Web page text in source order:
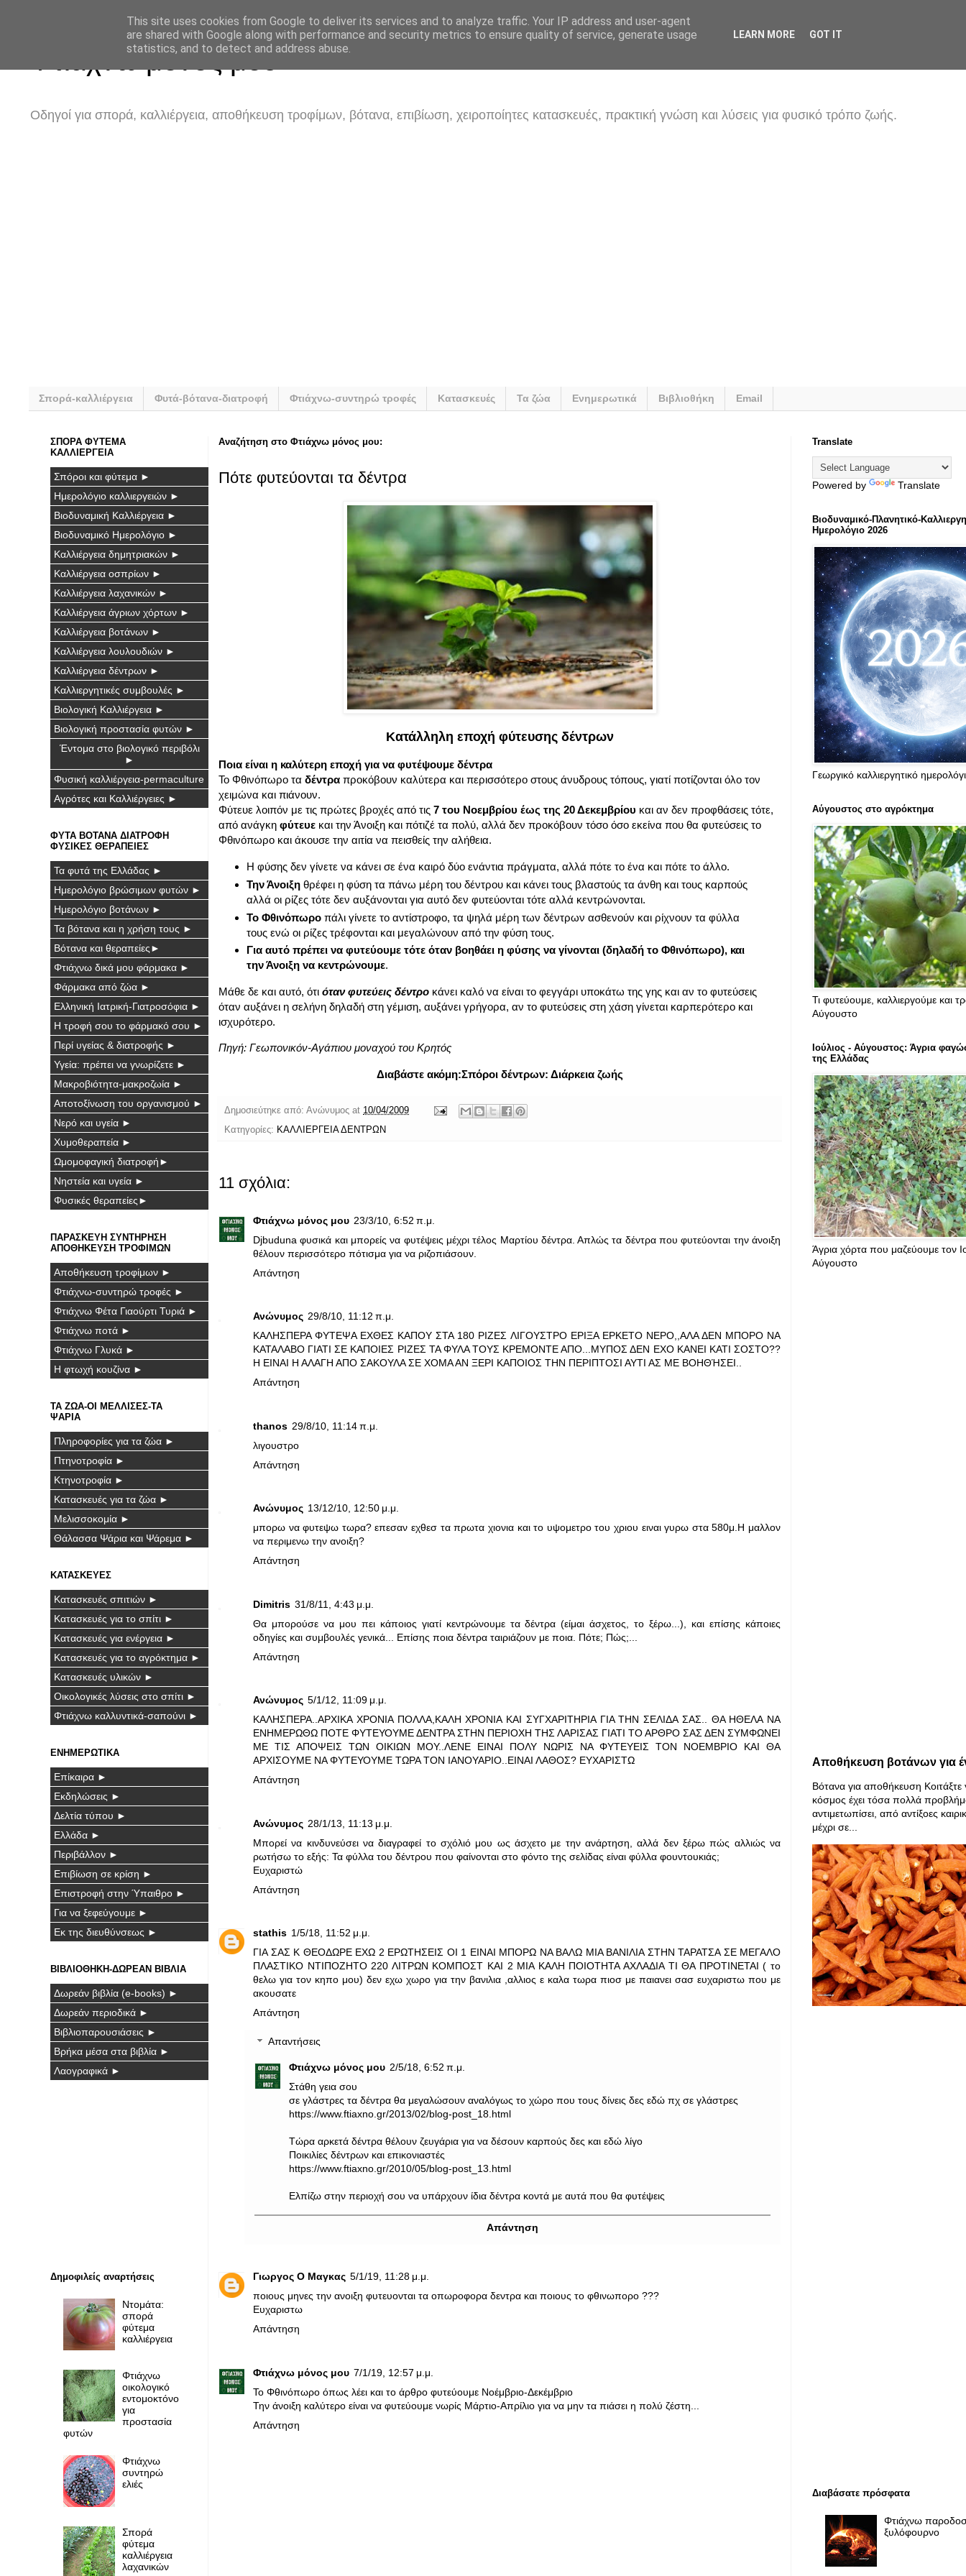
Φτιάχνω μόνος μου
Οδηγοί για σπορά, καλλιέργεια, αποθήκευση τροφίμων, βότανα, επιβίωση, χειροποίητες κατασκευές, πρακτική γνώση και λύσεις για φυσικό τρόπο ζωής.
Σπορά-καλλιέργεια Φυτά-βότανα-διατροφή Φτιάχνω-συντηρώ τροφές Κατασκευές Τα ζώα Ενημερωτικά Βιβλιοθήκη Email
Αναζήτηση στο Φτιάχνω μόνος μου:
Πότε φυτεύονται τα δέντρα
Κατάλληλη εποχή φύτευσης δέντρων
Ποια είναι η καλύτερη εποχή για να φυτέψουμε δέντρα
Το Φθινόπωρο τα δέντρα προκόβουν καλύτερα και περισσότερο στους άνυδρους τόπους, γιατί ποτίζονται όλο τον
χειμώνα και πιάνουν.
Φύτευε λοιπόν με τις πρώτες βροχές από τις 7 του Νοεμβρίου έως της 20 Δεκεμβρίου και αν δεν προφθάσεις τότε,
από ανάγκη φύτευε και την Άνοιξη και πότιζέ τα πολύ, αλλά δεν προκόβουν τόσο όσο εκείνα που θα φυτεύσεις το
Φθινόπωρο και άκουσε την αιτία να πεισθείς την αλήθεια.
Η φύσης δεν γίνετε να κάνει σε ένα καιρό δύο ενάντια πράγματα, αλλά πότε το ένα και πότε το άλλο.
Την Άνοιξηθρέφει η φύση τα πάνω μέρη του δέντρου και κάνει τους βλαστούς τα άνθη και τους καρπούς
αλλά οι ρίζες τότε δεν αυξάνονται για αυτό δεν φυτεύονται τότε αλλά κεντρώνονται.
Το Φθινόπωροπάλι γίνετε το αντίστροφο, τα ψηλά μέρη των δέντρων ασθενούν και ρίχνουν τα φύλλα
τους ενώ οι ρίζες τρέφονται και μεγαλώνουν από την φύση τους.
Για αυτό πρέπει να φυτεύουμε τότε όταν βοηθάει η φύσης να γίνονται (δηλαδή το Φθινόπωρο), και
την Άνοιξη να κεντρώνουμε.
Μάθε δε και αυτό, ότι όταν φυτεύεις δέντρο κάνει καλό να είναι το φεγγάρι υποκάτω της γης και αν το φυτεύσεις
όταν αυξάνει η σελήνη δηλαδή στη γέμιση, αυξάνει γρήγορα, αν το φυτεύσεις στη χάση γίνεται καρπερότερο και
ισχυρότερο.
Πηγή: Γεωπονικόν-Αγάπιου μοναχού του Κρητός
Διαβάστε ακόμη:Σπόροι δέντρων: Διάρκεια ζωής
Δημοσιεύτηκε από: Ανώνυμος at 10/04/2009
Κατηγορίες: ΚΑΛΛΙΕΡΓΕΙΑ ΔΕΝΤΡΩΝ
11 σχόλια:
Φτιάχνω μόνος μου 23/3/10, 6:52 π.μ.
Djbuduna φυσικά και μπορείς να φυτέψεις μέχρι τέλος Μαρτίου δέντρα. Απλώς τα δέντρα που φυτεύονται την άνοιξη
θέλουν περισσότερο πότισμα για να ριζοπιάσουν.
Απάντηση
Ανώνυμος 29/8/10, 11:12 π.μ.
ΚΑΛΗΣΠΕΡΑ ΦΥΤΕΨΑ ΕΧΘΕΣ ΚΑΠΟΥ ΣΤΑ 180 ΡΙΖΕΣ ΛΙΓΟΥΣΤΡΟ ΕΡΙΞΑ ΕΡΚΕΤΟ ΝΕΡΟ,,ΑΛΑ ΔΕΝ ΜΠΟΡΟ ΝΑ
ΚΑΤΑΛΑΒΟ ΓΙΑΤΙ ΣΕ ΚΑΠΟΙΕΣ ΡΙΖΕΣ ΤΑ ΦΥΛΑ ΤΟΥΣ ΚΡΕΜΟΝΤΕ ΑΠΟ...ΜΥΠΟΣ ΔΕΝ ΕΧΟ ΚΑΝΕΙ ΚΑΤΙ ΣΟΣΤΟ??
Η ΕΙΝΑΙ Η ΑΛΑΓΗ ΑΠΟ ΣΑΚΟΥΛΑ ΣΕ ΧΟΜΑ ΑΝ ΞΕΡΙ ΚΑΠΟΙΟΣ ΤΗΝ ΠΕΡΙΠΤΟΣΙ ΑΥΤΙ ΑΣ ΜΕ ΒΟΗΘΉΣΕΙ..
Απάντηση
thanos 29/8/10, 11:14 π.μ.
λιγουστρο
Απάντηση
Ανώνυμος 13/12/10, 12:50 μ.μ.
μπορω να φυτεψω τωρα? επεσαν εχθεσ τα πρωτα χιονια και το υψομετρο του χριου ειναι γυρω στα 580μ.Η μαλλον
να περιμενω την ανοιξη?
Απάντηση
Dimitris 31/8/11, 4:43 μ.μ.
Θα μπορούσε να μου πει κάποιος γιατί κεντρώνουμε τα δέντρα (είμαι άσχετος, το ξέρω...), και επίσης κάποιες
οδηγίες και συμβουλές γενικά... Επίσης ποια δέντρα ταιριάζουν με ποια. Πότε; Πώς;...
Απάντηση
Ανώνυμος 5/1/12, 11:09 μ.μ.
ΚΑΛΗΣΠΕΡΑ..ΑΡΧΙΚΑ ΧΡΟΝΙΑ ΠΟΛΛΑ,ΚΑΛΗ ΧΡΟΝΙΑ ΚΑΙ ΣΥΓΧΑΡΙΤΗΡΙΑ ΓΙΑ ΤΗΝ ΣΕΛΙΔΑ ΣΑΣ.. ΘΑ ΗΘΕΛΑ ΝΑ
ΕΝΗΜΕΡΩΘΩ ΠΟΤΕ ΦΥΤΕΥΟΥΜΕ ΔΕΝΤΡΑ ΣΤΗΝ ΠΕΡΙΟΧΗ ΤΗΣ ΛΑΡΙΣΑΣ ΓΙΑΤΙ ΤΟ ΑΡΘΡΟ ΣΑΣ ΔΕΝ ΣΥΜΦΩΝΕΙ
ΜΕ ΤΙΣ ΑΠΟΨΕΙΣ ΤΩΝ ΟΙΚΙΩΝ ΜΟΥ..ΛΕΝΕ ΕΙΝΑΙ ΠΟΛΥ ΝΩΡΙΣ ΝΑ ΦΥΤΕΥΕΙΣ ΤΟΝ ΝΟΕΜΒΡΙΟ ΚΑΙ ΘΑ
ΑΡΧΙΣΟΥΜΕ ΝΑ ΦΥΤΕΥΟΥΜΕ ΤΩΡΑ ΤΟΝ ΙΑΝΟΥΑΡΙΟ..ΕΙΝΑΙ ΛΑΘΟΣ? ΕΥΧΑΡΙΣΤΩ
Απάντηση
Ανώνυμος 28/1/13, 11:13 μ.μ.
Μπορεί να κινδυνεύσει να διαγραφεί το σχόλιό μου ως άσχετο με την ανάρτηση, αλλά δεν ξέρω πώς αλλιώς να
ρωτήσω το εξής: Τα φύλλα του δέντρου που φαίνονται στο φόντο της σελίδας είναι φύλλα φουντουκιάς;
Ευχαριστώ
Απάντηση
stathis 1/5/18, 11:52 μ.μ.
ΓΙΑ ΣΑΣ Κ ΘΕΟΔΩΡΕ ΕΧΩ 2 ΕΡΩΤΗΣΕΙΣ ΟΙ 1 ΕΙΝΑΙ ΜΠΟΡΩ ΝΑ ΒΑΛΩ ΜΙΑ ΒΑΝΙΛΙΑ ΣΤΗΝ ΤΑΡΑΤΣΑ ΣΕ ΜΕΓΑΛΟ
ΠΛΑΣΤΙΚΟ ΝΤΙΠΟΖΗΤΟ 220 ΛΙΤΡΩΝ ΚΟΜΠΟΣΤ ΚΑΙ 2 ΜΙΑ ΚΑΛΗ ΠΟΙΟΤΗΤΑ ΑΧΛΑΔΙΑ ΤΙ ΘΑ ΠΡΟΤΙΝΕΤΑΙ ( το
θελω για τον κηπο μου) δεν εχω χωρο για την βανιλια ,αλλιος ε καλα τωρα πιοσ με παιανει σασ ευχαριστω που με
ακουσατε
Απάντηση
Απαντήσεις
Φτιάχνω μόνος μου 2/5/18, 6:52 π.μ.
Στάθη γεια σου
σε γλάστρες τα δέντρα θα μεγαλώσουν αναλόγως το χώρο που τους δίνεις δες εδώ πχ σε γλάστρες
https://www.ftiaxno.gr/2013/02/blog-post_18.html
Τώρα αρκετά δέντρα θέλουν ζευγάρια για να δέσουν καρπούς δες και εδώ λίγο
Ποικιλίες δέντρων και επικονιαστές
https://www.ftiaxno.gr/2010/05/blog-post_13.html
Ελπίζω στην περιοχή σου να υπάρχουν ίδια δέντρα κοντά με αυτά που θα φυτέψεις
Απάντηση
Γιωργος Ο Μαγκας 5/1/19, 11:28 μ.μ.
ποιους μηνες την ανοιξη φυτευονται τα οπωροφορα δεντρα και ποιους το φθινωπορο ???
Ευχαριστω
Απάντηση
Φτιάχνω μόνος μου 7/1/19, 12:57 μ.μ.
Το Φθινόπωρο όπως λέει και το άρθρο φυτεύουμε Νοέμβριο-Δεκέμβριο
Την άνοιξη καλύτερο είναι να φυτεύουμε νωρίς Μάρτιο-Απρίλιο για να μην τα πιάσει η πολύ ζέστη...
Απάντηση
ΣΠΟΡΑ ΦΥΤΕΜΑ
ΚΑΛΛΙΕΡΓΕΙΑ
Σπόροι και φύτεμα ►
Ημερολόγιο καλλιεργειών ►
Βιοδυναμική Καλλιέργεια ►
Βιοδυναμικό Ημερολόγιο ►
Καλλιέργεια δημητριακών ►
Καλλιέργεια οσπρίων ►
Καλλιέργεια λαχανικών ►
Καλλιέργεια άγριων χόρτων ►
Καλλιέργεια βοτάνων ►
Καλλιέργεια λουλουδιών ►
Καλλιέργεια δέντρων ►
Καλλιεργητικές συμβουλές ►
Βιολογική Καλλιέργεια ►
Βιολογική προστασία φυτών ►
Έντομα στο βιολογικό περιβόλι
►
Φυσική καλλιέργεια-permaculture
Αγρότες και Καλλιέργειες ►
ΦΥΤΑ ΒΟΤΑΝΑ ΔΙΑΤΡΟΦΗ
ΦΥΣΙΚΕΣ ΘΕΡΑΠΕΙΕΣ
Τα φυτά της Ελλάδας ►
Ημερολόγιο βρώσιμων φυτών ►
Ημερολόγιο βοτάνων ►
Τα βότανα και η χρήση τους ►
Βότανα και θεραπείες►
Φτιάχνω δικά μου φάρμακα ►
Φάρμακα από ζώα ►
Ελληνική Ιατρική-Γιατροσόφια ►
Η τροφή σου το φάρμακό σου ►
Περί υγείας & διατροφής ►
Υγεία: πρέπει να γνωρίζετε ►
Μακροβιότητα-μακροζωία ►
Αποτοξίνωση του οργανισμού ►
Νερό και υγεία ►
Χυμοθεραπεία ►
Ωμομοφαγική διατροφή►
Νηστεία και υγεία ►
Φυσικές θεραπείες►
ΠΑΡΑΣΚΕΥΗ ΣΥΝΤΗΡΗΣΗ
ΑΠΟΘΗΚΕΥΣΗ ΤΡΟΦΙΜΩΝ
Αποθήκευση τροφίμων ►
Φτιάχνω-συντηρώ τροφές ►
Φτιάχνω Φέτα Γιαούρτι Τυριά ►
Φτιάχνω ποτά ►
Φτιάχνω Γλυκά ►
Η φτωχή κουζίνα ►
ΤΑ ΖΩΑ-ΟΙ ΜΕΛΛΙΣΕΣ-ΤΑ
ΨΑΡΙΑ
Πληροφορίες για τα ζώα ►
Πτηνοτροφία ►
Κτηνοτροφία ►
Κατασκευές για τα ζώα ►
Μελισσοκομία ►
Θάλασσα Ψάρια και Ψάρεμα ►
ΚΑΤΑΣΚΕΥΕΣ
Κατασκευές σπιτιών ►
Κατασκευές για το σπίτι ►
Κατασκευές για ενέργεια ►
Κατασκευές για το αγρόκτημα ►
Κατασκευές υλικών ►
Οικολογικές λύσεις στο σπίτι ►
Φτιάχνω καλλυντικά-σαπούνι ►
ΕΝΗΜΕΡΩΤΙΚΑ
Επίκαιρα ►
Εκδηλώσεις ►
Δελτία τύπου ►
Ελλάδα ►
Περιβάλλον ►
Επιβίωση σε κρίση ►
Επιστροφή στην Ύπαιθρο ►
Για να ξεφεύγουμε ►
Εκ της διευθύνσεως ►
ΒΙΒΛΙΟΘΗΚΗ-ΔΩΡΕΑΝ ΒΙΒΛΙΑ
Δωρεάν βιβλία (e-books) ►
Δωρεάν περιοδικά ►
Βιβλιοπαρουσιάσεις ►
Βρήκα μέσα στα βιβλία ►
Λαογραφικά ►
Δημοφιλείς αναρτήσεις
Ντομάτα:
σπορά
φύτεμα
καλλιέργεια
Φτιάχνω
οικολογικό
εντομοκτόνο
για
προστασία
φυτών
Φτιάχνω
συντηρώ
ελιές
Σπορά
φύτεμα
καλλιέργεια
λαχανικών
Translate
Powered by Translate
Βιοδυναμικό-Πλανητικό-
Ημερολόγιο 2026
Γεωργικό καλλιεργητικό
Αύγουστος στο αγρόκτημα
Τι φυτεύουμε, καλλιεργούμε και
Αύγουστο
Ιούλιος - Αύγουστος: Άγρια
της Ελλάδας
Άγρια χόρτα που μαζεύουμε τον
Αύγουστο
Αποθήκευση βοτάνων για
Βότανα για αποθήκευση
κόσμος έχει τόσα πολλά
αντιμετωπίσει, από αντίξοες
μέχρι σε...
Διαβάσατε πρόσφατα
Φτιάχνω
ξυλόφουρνο
This site uses cookies from Google to deliver its services and to analyze traffic. Your IP address and user-agent
are shared with Google along with performance and security metrics to ensure quality of service, generate usage
statistics, and to detect and address abuse.
LEARN MORE GOT IT